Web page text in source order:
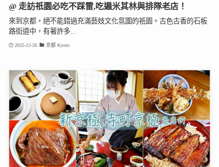
@ 走訪祇園必吃不踩雷,吃遍米其林與排隊老店！
來到京都，絕不能錯過充滿藝妓文化氛圍的祇園。古色古香的石板
路街道中，有著許多...
2025-12-26 京都 Kyoto